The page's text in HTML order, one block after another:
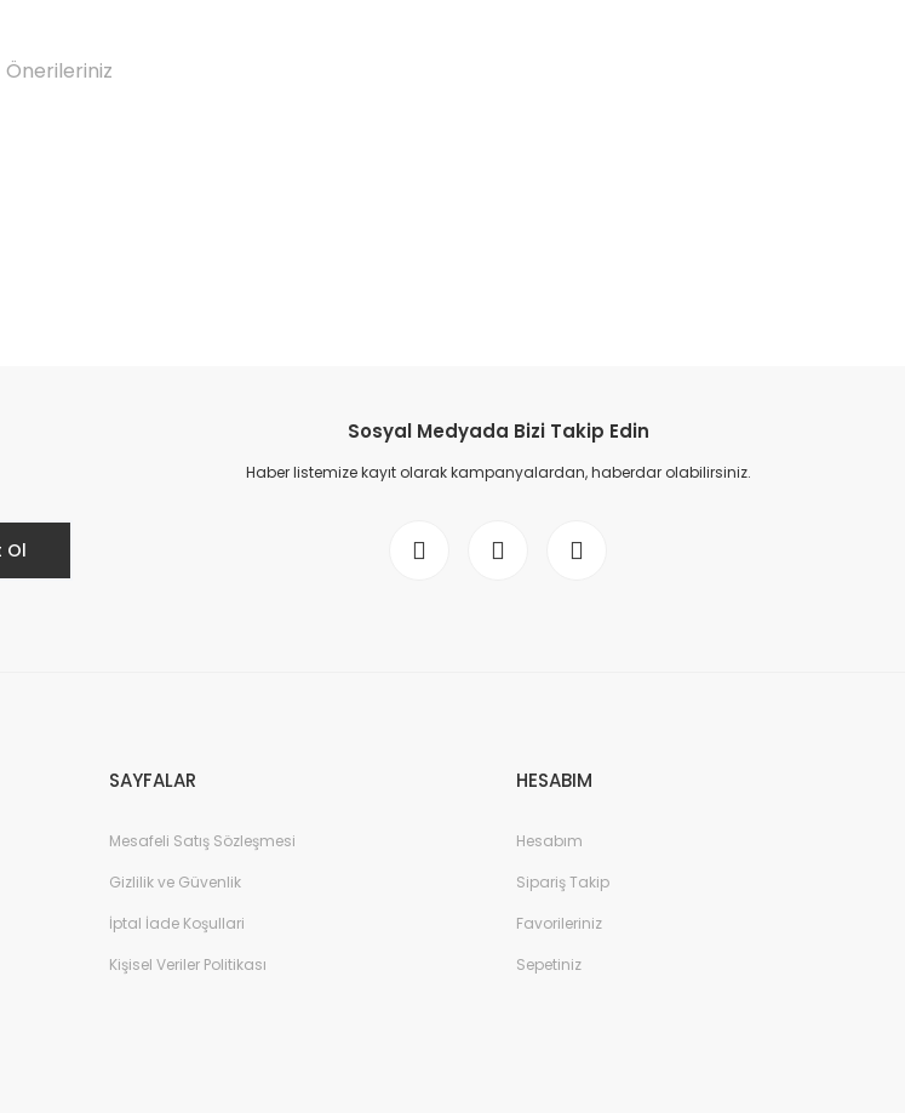
Önerileriniz
Ol
Sosyal Medyada Bizi Takip Edin
Haber listemize kayıt olarak kampanyalardan, haberdar olabilirsiniz.
SAYFALAR
Mesafeli Satış Sözleşmesi
Gizlilik ve Güvenlik
İptal İade Koşullari
Kişisel Veriler Politikası
HESABIM
Hesabım
Sipariş Takip
Favorileriniz
Sepetiniz